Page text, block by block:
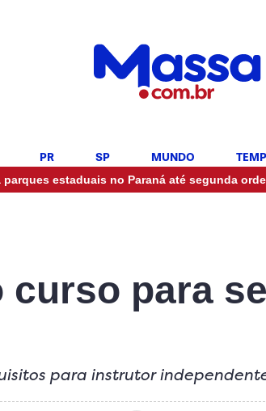
PR SP MUNDO
no Paraná até segunda ordem •
curso para
para instrutor